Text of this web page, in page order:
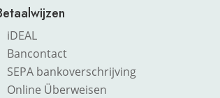
iDEAL
Bancontact
SEPA bankoverschrijving
Online Überweisen